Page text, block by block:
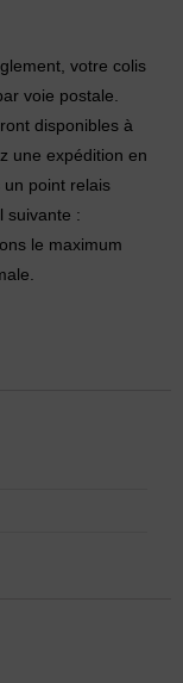
votre colis
voie postale.
disponibles à
une expédition en
point relais
suivante :
le maximum